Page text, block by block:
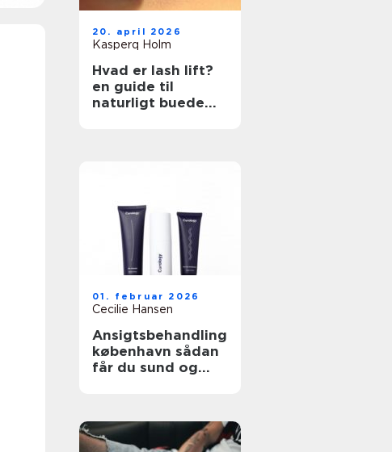
20. april 2026
Kasperq Holm
Hvad er lash lift?
en guide til
naturligt buede
01. februar 2026
Cecilie Hansen
Ansigtsbehandling
københavn sådan
får du sund og